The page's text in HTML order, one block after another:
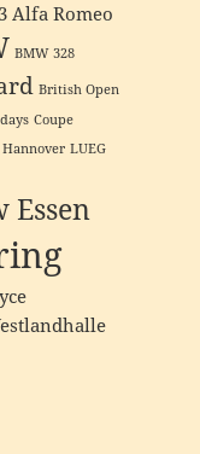
Alfa Romeo
BMW 328
British Open
Coupe
Hannover LUEG
Essen